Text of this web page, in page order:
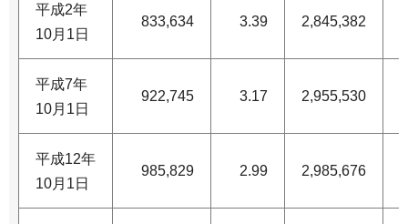
平成2年
10月1日
833,634 3.39 2,845,382
平成7年
10月1日
922,745 3.17 2,955,530
平成12年
10月1日
985,829 2.99 2,985,676